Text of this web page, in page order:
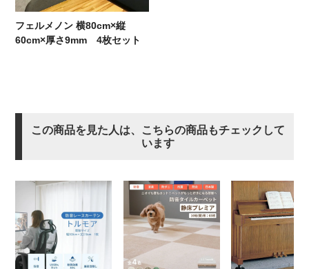
フェルメノン 横80cm×縦
60cm×厚さ9mm 4枚セット
この商品を見た人は、こちらの商品もチェックして
います